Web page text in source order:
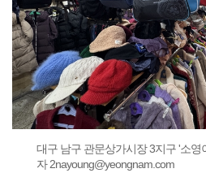
대구 남구 관문상가시장 3지구 '소영
자 2nayoung@yeongnam.com